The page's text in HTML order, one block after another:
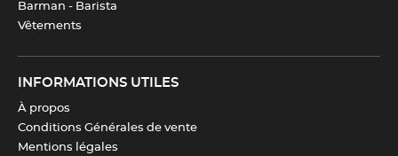
Télécharger la fiche produit
Barman - Barista
Vêtements
INFORMATIONS UTILES
À propos
Conditions Générales de vente
Mentions légales